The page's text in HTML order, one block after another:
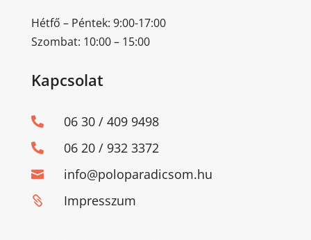
Hétfő – Péntek: 9:00-17:00
Szombat: 10:00 – 15:00
Kapcsolat
 06 30 / 409 9498
 06 20 / 932 3372
 info@poloparadicsom.hu
 Impresszum